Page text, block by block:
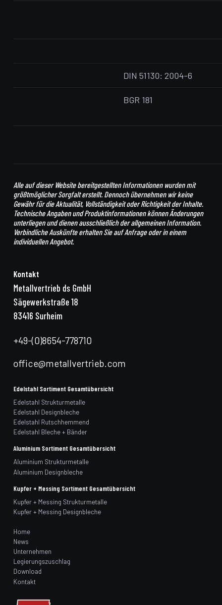
DIN 51130: 2004-6
BGR 181
Alle auf dieser Website bereitgestellten Informationen wurden mit
größtmöglicher Sorgfalt erstellt. Dennoch übernehmen wir keine
Gewähr für die Aktualität, Vollständigkeit oder Richtigkeit der Inhalte.
Technische Angaben und Produktinformationen können Änderungen
unterliegen und dienen ausschließlich der allgemeinen Information.
Verbindliche Auskünfte erhalten Sie auf Anfrage oder in einem
individuellen Angebot.
Kontakt
Metallvertrieb ds GmbH
Sägewerkstraße 18
83416 Surheim
+49-(0)8654-778710
office@metallvertrieb.com
Edelstahl Sortiment Gesamtübersicht
Edelstahl Strukturmetalle
Edelstahl Designbleche
Edelstahl Rutschhemmend
Edelstahl Bleche + Bänder
Aluminium Sortiment Gesamtübersicht
Aluminium Strukturmetalle
Aluminium Designbleche
Kupfer + Messing Sortiment Gesamtübersicht
Kupfer + Messing Strukturmetalle
Kupfer + Messing Designbleche
Home
News
Unternehmen
Legierungszuschlag
Download
Kontakt